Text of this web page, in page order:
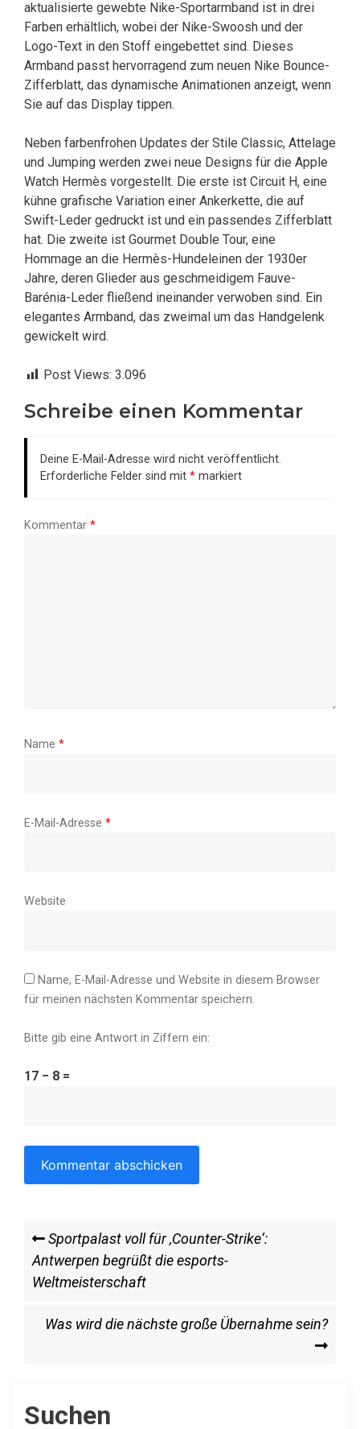
aktualisierte gewebte Nike-Sportarmband ist in drei
Farben erhältlich, wobei der Nike-Swoosh und der
Logo-Text in den Stoff eingebettet sind. Dieses
Armband passt hervorragend zum neuen Nike Bounce-
Zifferblatt, das dynamische Animationen anzeigt, wenn
Sie auf das Display tippen.
Neben farbenfrohen Updates der Stile Classic, Attelage
und Jumping werden zwei neue Designs für die Apple
Watch Hermès vorgestellt. Die erste ist Circuit H, eine
kühne grafische Variation einer Ankerkette, die auf
Swift-Leder gedruckt ist und ein passendes Zifferblatt
hat. Die zweite ist Gourmet Double Tour, eine
Hommage an die Hermès-Hundeleinen der 1930er
Jahre, deren Glieder aus geschmeidigem Fauve-
Barénia-Leder fließend ineinander verwoben sind. Ein
elegantes Armband, das zweimal um das Handgelenk
gewickelt wird.
Post Views: 3.096
Schreibe einen Kommentar
Deine E-Mail-Adresse wird nicht veröffentlicht.
Erforderliche Felder sind mit * markiert
Kommentar *
Name *
E-Mail-Adresse *
Website
Name, E-Mail-Adresse und Website in diesem Browser
für meinen nächsten Kommentar speichern.
Bitte gib eine Antwort in Ziffern ein:
17 − 8 =
Beitragsnavigation
Previous
Post
Sportpalast voll für ‚Counter-Strike‘:
Antwerpen begrüßt die esports-
Weltmeisterschaft
Next
Was wird die nächste große Übernahme sein?
Suchen